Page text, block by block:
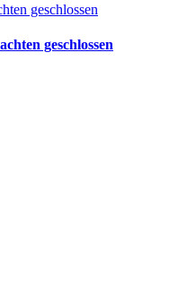
geschlossen
geschlossen